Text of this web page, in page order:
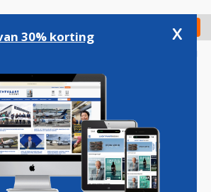
Check in
Podcasts Vacatures
30% korting x